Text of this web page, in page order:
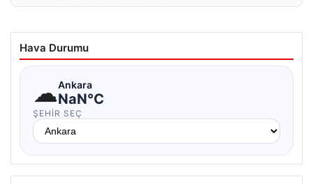
Hava Durumu
☁Ankara
NaN°C
ŞEHIR SEÇ